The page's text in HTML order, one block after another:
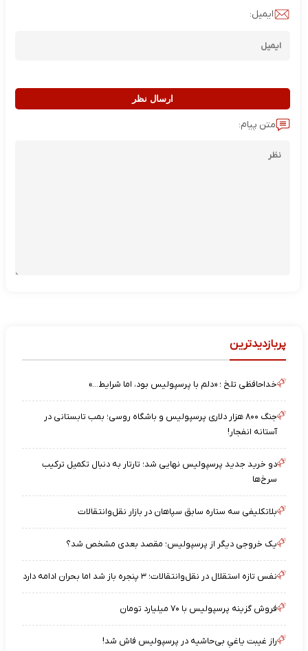
ایمیل:
ارسال نظر
متن پیام:
پربازدیدترین
خداحافظی تلخ ؛ «دلم با پرسپولیس بود، اما شرایط…»
جنگ ۸۰۰ هزار دلاری پرسپولیس و باشگاه روسی؛ بمب تابستانی در
آستانه انفجار!
دو خرید جدید پرسپولیس نهایی شد؛ تارتار به دنبال تکمیل ترکیب
سرخ‌ها
بلاتکلیفی سه ستاره سابق سپاهان در بازار نقل‌وانتقالات
یک خروجی دیگر از پرسپولیس؛ مقصد بعدی مشخص شد؟
نفس تازه استقلال در نقل‌وانتقالات؛ ۳ پنجره باز شد اما بحران ادامه دارد
فروش گزینه پرسپولیس با ۷۰ میلیارد تومان
راز غیبت یاغیِ بی‌حاشیه در پرسپولیس فاش شد!